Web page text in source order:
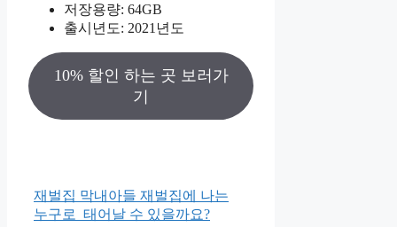
저장용량: 64GB
출시년도: 2021년도
10% 할인 하는 곳 보러가
기
재벌집 막내아들 재벌집에 나는
누구로 태어날 수 있을까요?